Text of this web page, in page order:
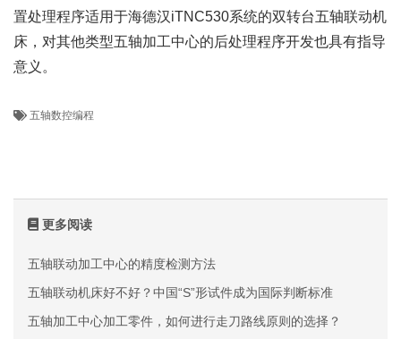
置处理程序适用于海德汉iTNC530系统的双转台五轴联动机
床，对其他类型五轴加工中心的后处理程序开发也具有指导
意义。
五轴数控编程
更多阅读
五轴联动加工中心的精度检测方法
五轴联动机床好不好？中国“S”形试件成为国际判断标准
五轴加工中心加工零件，如何进行走刀路线原则的选择？